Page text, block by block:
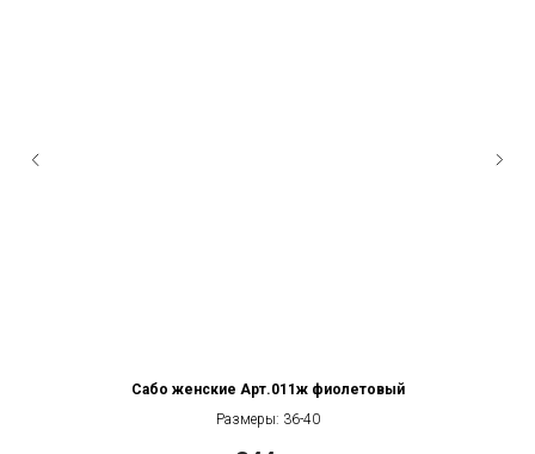
Сабо женские Арт.011ж фиолетовый
Размеры: 36-40